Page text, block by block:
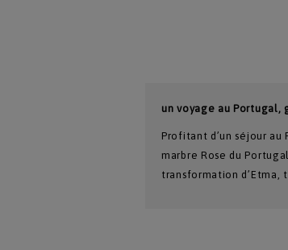
un voyage au Portugal,
Profitant d’un séjour au
marbre Rose du
transformation d’Etma,